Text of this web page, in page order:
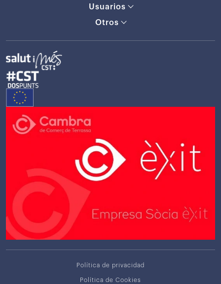
Usuarios
Otros
Política de privacidad
Política de Cookies